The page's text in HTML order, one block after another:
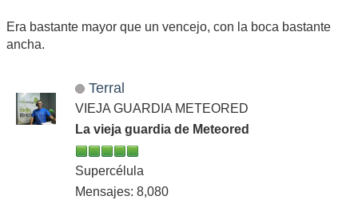
Era bastante mayor que un vencejo, con la boca bastante
ancha.
Terral
VIEJA GUARDIA METEORED
La vieja guardia de Meteored
Supercélula
Mensajes: 8,080